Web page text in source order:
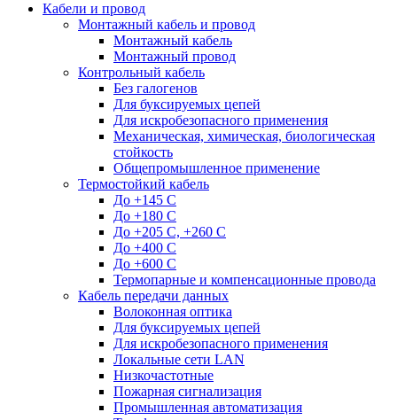
Кабели и провод
Монтажный кабель и провод
Монтажный кабель
Монтажный провод
Контрольный кабель
Без галогенов
Для буксируемых цепей
Для искробезопасного применения
Механическая, химическая, биологическая
стойкость
Общепромышленное применение
Термостойкий кабель
До +145 С
До +180 C
До +205 С, +260 С
До +400 C
До +600 С
Термопарные и компенсационные провода
Кабель передачи данных
Волоконная оптика
Для буксируемых цепей
Для искробезопасного применения
Локальные сети LAN
Низкочастотные
Пожарная сигнализация
Промышленная автоматизация